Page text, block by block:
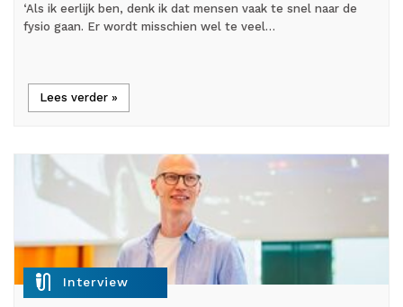
‘Als ik eerlijk ben, denk ik dat mensen vaak te snel naar de
fysio gaan. Er wordt misschien wel te veel…
Lees verder »
mic_external_on Interview